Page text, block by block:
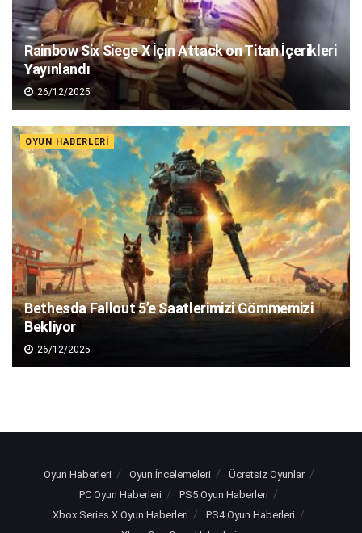
Rainbow Six Siege X İçin Attack on Titan İçerikleri
Yayınlandı
26/12/2025
OYUN HABERLERI
Bethesda Fallout 5’e Saatlerimizi Gömmemizi
Bekliyor
26/12/2025
Oyun Haberleri Oyun İncelemeleri
Ücretsiz Oyunlar
PC Oyun Haberleri
PS5 Oyun Haberleri
Xbox Series X Oyun Haberleri
PS4 Oyun Haberleri